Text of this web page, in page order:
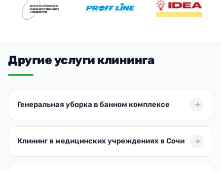
Другие услуги клининга
Генеральная уборка в банном комплексе
Клининг в медицинских учреждениях в Сочи